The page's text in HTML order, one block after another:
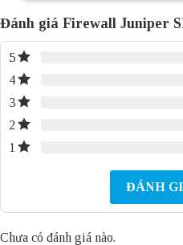
Đánh giá Firewall Juniper
5
4
3
2
1
ĐÁNH
Chưa có đánh giá nào.